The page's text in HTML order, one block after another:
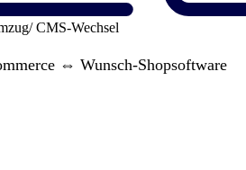
CMS-Wechsel
⇔ Wunsch-Shopsoftware